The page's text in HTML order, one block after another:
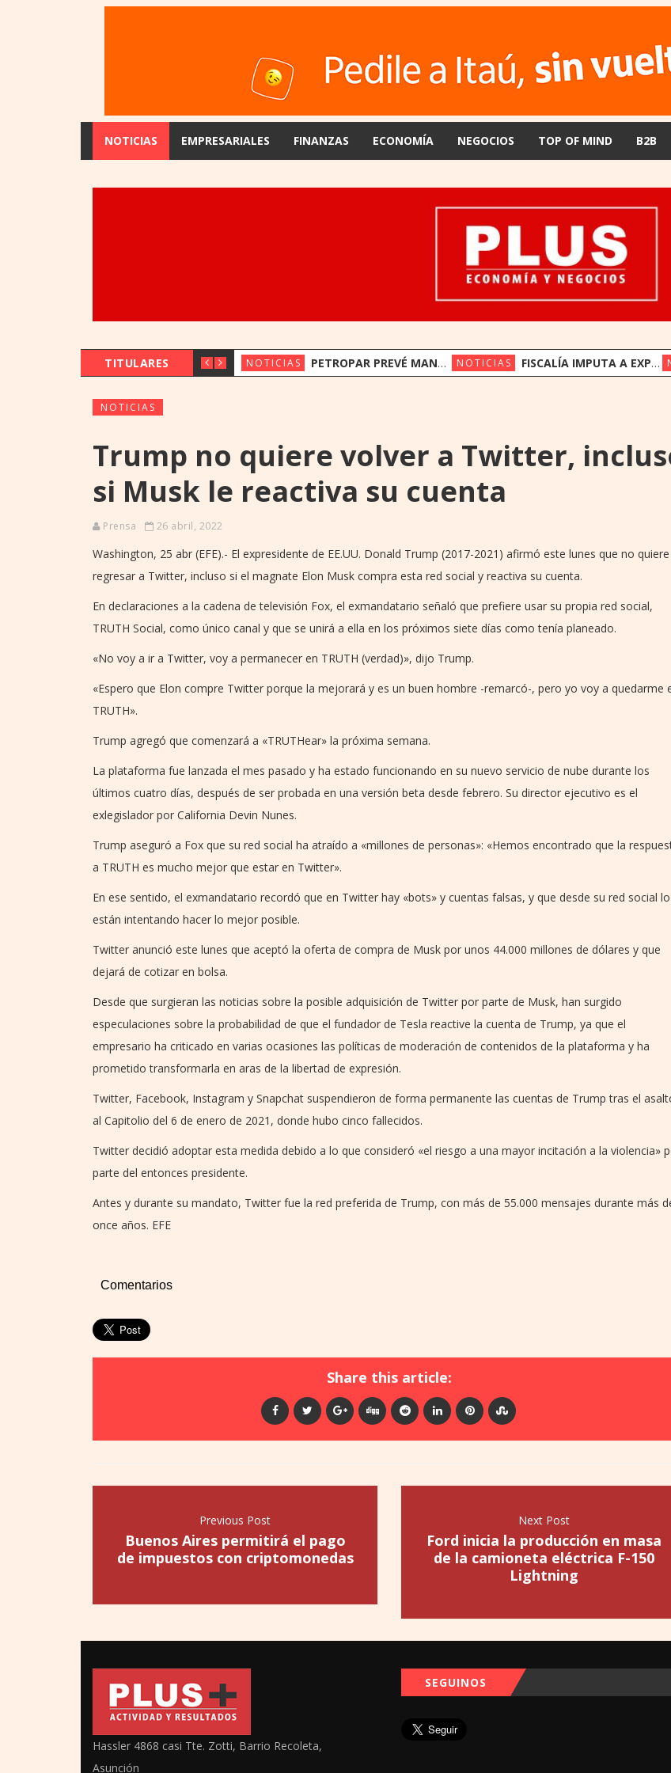
NOTICIAS EMPRESARIALES FINANZAS ECONOMÍA NEGOCIOS TOP OF MIND B2B
TITULARES NOTICIAS PETROPAR PREVÉ MANTENER SUS PRECIOS EN UN ESCENARIO DE SUBAS NOTICIAS FISCALÍA IMPUTA A EXPRESIDENTES DEL IPS JORGE BRÍTEZ Y VICENTE BATAGLIA POR MULTIMILLONARIO DESFALCO
NOTICIAS
Trump no quiere volver a Twitter,
si Musk le reactiva su cuenta
Prensa 26 abril, 2022
Washington, 25 abr (EFE).- El expresidente de EE.UU. Donald Trump (2017-2021) afirmó este lunes que no quiere
regresar a Twitter, incluso si el magnate Elon Musk compra esta red social y reactiva su cuenta.
En declaraciones a la cadena de televisión Fox, el exmandatario señaló que prefiere usar su propia red social,
TRUTH Social, como único canal y que se unirá a ella en los próximos siete días como tenía planeado.
«No voy a ir a Twitter, voy a permanecer en TRUTH (verdad)», dijo Trump.
«Espero que Elon compre Twitter porque la mejorará y es un buen hombre -remarcó-, pero yo voy a quedarme
TRUTH».
Trump agregó que comenzará a «TRUTHear» la próxima semana.
La plataforma fue lanzada el mes pasado y ha estado funcionando en su nuevo servicio de nube durante los
últimos cuatro días, después de ser probada en una versión beta desde febrero. Su director ejecutivo es el
exlegislador por California Devin Nunes.
Trump aseguró a Fox que su red social ha atraído a «millones de personas»: «Hemos encontrado que la
a TRUTH es mucho mejor que estar en Twitter».
En ese sentido, el exmandatario recordó que en Twitter hay «bots» y cuentas falsas, y que desde su red social lo
están intentando hacer lo mejor posible.
Twitter anunció este lunes que aceptó la oferta de compra de Musk por unos 44.000 millones de dólares y que
dejará de cotizar en bolsa.
Desde que surgieran las noticias sobre la posible adquisición de Twitter por parte de Musk, han surgido
especulaciones sobre la probabilidad de que el fundador de Tesla reactive la cuenta de Trump, ya que el
empresario ha criticado en varias ocasiones las políticas de moderación de contenidos de la plataforma y ha
prometido transformarla en aras de la libertad de expresión.
Twitter, Facebook, Instagram y Snapchat suspendieron de forma permanente las cuentas de Trump tras el
al Capitolio del 6 de enero de 2021, donde hubo cinco fallecidos.
Twitter decidió adoptar esta medida debido a lo que consideró «el riesgo a una mayor incitación a la violencia»
parte del entonces presidente.
Antes y durante su mandato, Twitter fue la red preferida de Trump, con más de 55.000 mensajes durante más
once años. EFE
Comentarios
Share this article:
Previous Post
Buenos Aires permitirá el pago
de impuestos con criptomonedas
Next Post
Ford inicia la producción en masa
de la camioneta eléctrica F-150
Lightning
Hassler 4868 casi Tte. Zotti, Barrio Recoleta,
Asunción
SEGUINOS